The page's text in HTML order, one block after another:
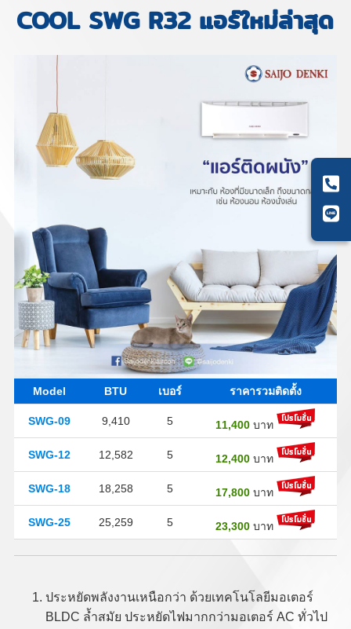
COOL SWG R32 แอร์ใหม่ล่าสุด
Model BTU เบอร์ ราคารวมติดตั้ง
SWG-09 9,410 5 11,400 บาท
SWG-12 12,582 5 12,400 บาท
SWG-18 18,258 5 17,800 บาท
SWG-25 25,259 5 23,300 บาท
ประหยัดพลังงานเหนือกว่า ด้วยเทคโนโลยีมอเตอร์
BLDC ล้ำสมัย ประหยัดไฟมากกว่ามอเตอร์ AC ทั่วไป